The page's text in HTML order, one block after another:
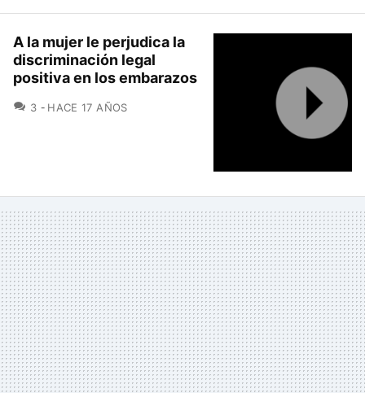
A la mujer le perjudica la
discriminación legal
positiva en los embarazos
3 COMENTARIOS
HACE 17 AÑOS